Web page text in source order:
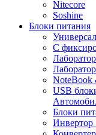
Nitecore
Soshine
Блоки питания
C
NoteBook
USB
Блоки
Инвертор